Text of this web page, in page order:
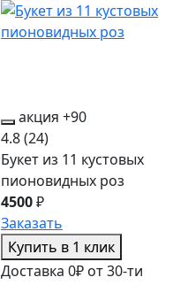
акция +90
4.8(24)
Букет из 11 кустовых
пионовидных роз
4500₽
Заказать
Купить в 1 клик
Доставка 0₽ от 30-ти